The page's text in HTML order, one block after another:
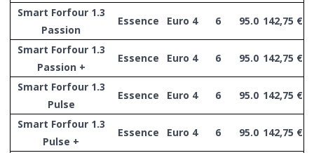
Smart Forfour 1.3
Passion
Essence Euro 4 6 95.0 142,75 €
Smart Forfour 1.3
Passion +
Essence Euro 4 6 95.0 142,75 €
Smart Forfour 1.3
Pulse
Essence Euro 4 6 95.0 142,75 €
Smart Forfour 1.3
Pulse +
Essence Euro 4 6 95.0 142,75 €